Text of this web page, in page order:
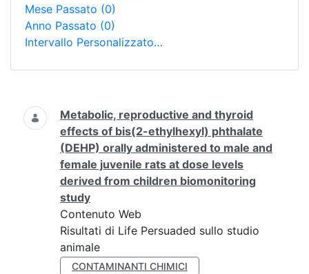
Mese Passato (0)
Anno Passato (0)
Intervallo Personalizzato…
Ricerca
Metabolic, reproductive and thyroid
effects of bis(2-ethylhexyl) phthalate
(DEHP) orally administered to male and
female juvenile rats at dose levels
derived from children biomonitoring
study
Contenuto Web
Risultati di Life Persuaded sullo studio
animale
CONTAMINANTI CHIMICI